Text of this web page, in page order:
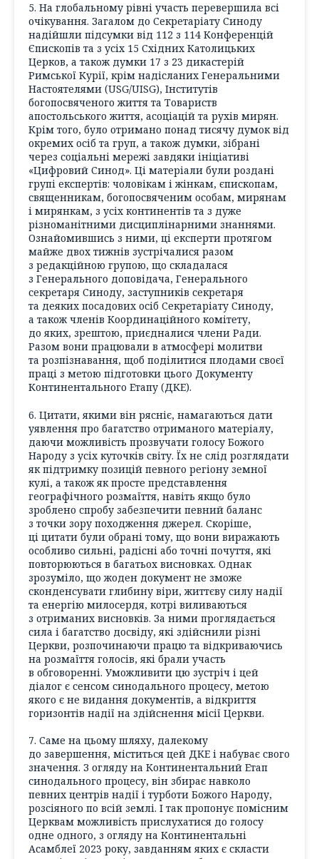
5. На глобальному рівні участь перевершила всі
очікування. Загалом до Секретаріату Синоду
надійшли підсумки від 112 з 114 Конференцій
Єпископів та з усіх 15 Східних Католицьких
Церков, а також думки 17 з 23 дикастерій
Римської Курії, крім надісланих Генеральними
Настоятелями (USG/UISG), Інститутів
богопосвяченого життя та Товариств
апостольського життя, асоціацій та рухів мирян.
Крім того, було отримано понад тисячу думок від
окремих осіб та груп, а також думки, зібрані
через соціальні мережі завдяки ініціативі
«Цифровий Синод». Ці матеріали були роздані
групі експертів: чоловікам і жінкам, єпископам,
священникам, богопосвяченим особам, мирянам
і мирянкам, з усіх континентів та з дуже
різноманітними дисциплінарними знаннями.
Ознайомившись з ними, ці експерти протягом
майже двох тижнів зустрічалися разом
з редакційною групою, що складалася
з Генерального доповідача, Генерального
секретаря Синоду, заступників секретаря
та деяких посадових осіб Секретаріату Синоду,
а також членів Координаційного комітету,
до яких, зрештою, приєдналися члени Ради.
Разом вони працювали в атмосфері молитви
та розпізнавання, щоб поділитися плодами своєї
праці з метою підготовки цього Документу
Континентального Етапу (ДКЕ).
6. Цитати, якими він рясніє, намагаються дати
уявлення про багатство отриманого матеріалу,
даючи можливість прозвучати голосу Божого
Народу з усіх куточків світу. Їх не слід розглядати
як підтримку позицій певного регіону земної
кулі, а також як просте представлення
географічного розмаїття, навіть якщо було
зроблено спробу забезпечити певний баланс
з точки зору походження джерел. Скоріше,
ці цитати були обрані тому, що вони виражають
особливо сильні, радісні або точні почуття, які
повторюються в багатьох висновках. Однак
зрозуміло, що жоден документ не зможе
сконденсувати глибину віри, життєву силу надії
та енергію милосердя, котрі виливаються
з отриманих висновків. За ними проглядається
сила і багатство досвіду, які здійснили різні
Церкви, розпочинаючи працю та відкриваючись
на розмаїття голосів, які брали участь
в обговоренні. Уможливити цю зустріч і цей
діалог є сенсом синодального процесу, метою
якого є не видання документів, а відкриття
горизонтів надії на здійснення місії Церкви.
7. Саме на цьому шляху, далекому
до завершення, міститься цей ДКЕ і набуває свого
значення. З огляду на Континентальний Етап
синодального процесу, він збирає навколо
певних центрів надії і турботи Божого Народу,
розсіяного по всій землі. І так пропонує помісним
Церквам можливість прислухатися до голосу
одне одного, з огляду на Континентальні
Асамблеї 2023 року, завданням яких є скласти